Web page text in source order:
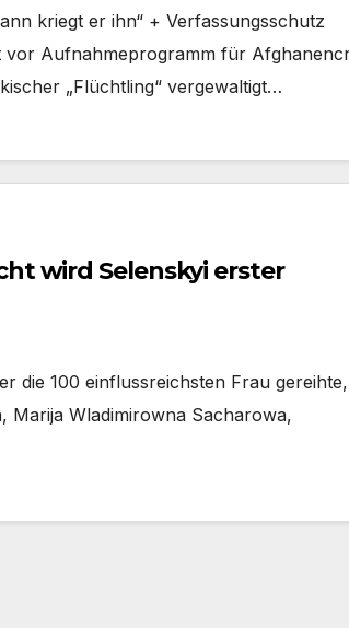
kriegt er ihn“ + Verfassungsschutz
vor Aufnahmeprogramm für
„Flüchtling“ vergewaltigt…
wird Selenskyi erster
die 100 einflussreichsten Frau gereihte,
Marija Wladimirowna Sacharowa,